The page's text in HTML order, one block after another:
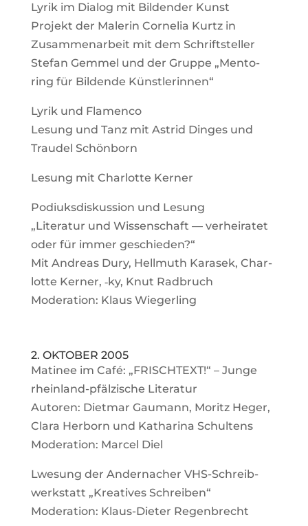
Lyrik im Dialog mit Bil­dender Kunst
Pro­jekt der Malerin Cor­nelia Kurtz in
Zusam­men­ar­beit mit dem Schrift­steller
Stefan Gemmel und der Gruppe „Men­to­
ring für Bil­dende Künstlerinnen“
Lyrik und Fla­menco
Lesung und Tanz mit Astrid Dinges und
Traudel Schönborn
Lesung mit Char­lotte Kerner
Podi­uks­dis­kus­sion und Lesung
„Literatur und Wis­sen­schaft — ver­hei­ratet
oder für immer geschieden?“
Mit Andreas Dury, Hell­muth Karasek, Char­
lotte Kerner, ‑ky, Knut Rad­bruch
Mode­ra­tion: Klaus Wiegerling
2. OKTOBER 2005
Matinee im Café: „FRISCH­TEXT!“ – Junge
rhein­land-pfäl­zi­sche Literatur
Autoren: Dietmar Gau­mann, Moritz Heger,
Clara Her­born und Katha­rina Schul­tens
Mode­ra­tion: Marcel Diel
Lwe­sung der Ander­na­cher VHS-Schreib­
werk­statt „Krea­tives Schreiben“
Mode­ra­tion: Klaus-Dieter Regenbrecht